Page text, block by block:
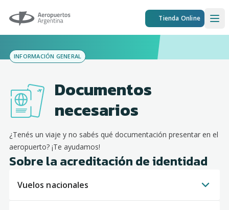
Aeropuertos Argentina Tienda Online
INFORMACIÓN GENERAL
Documentos
necesarios
¿Tenés un viaje y no sabés qué documentación presentar en el
aeropuerto? ¡Te ayudamos!
Sobre la acreditación de identidad
Vuelos nacionales